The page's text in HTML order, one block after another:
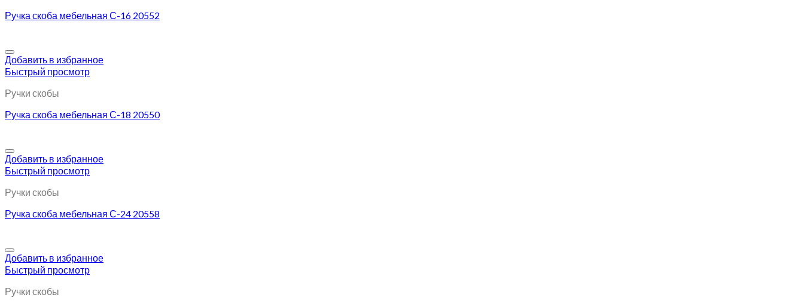
Ручка скоба мебельная С-16 20552
Добавить в избранное
Быстрый просмотр
Ручки скобы
Ручка скоба мебельная С-18 20550
Добавить в избранное
Быстрый просмотр
Ручки скобы
Ручка скоба мебельная С-24 20558
Добавить в избранное
Быстрый просмотр
Ручки скобы